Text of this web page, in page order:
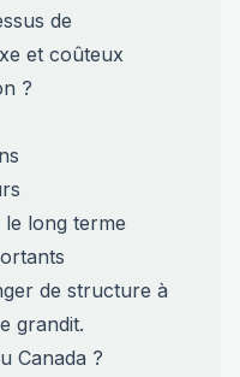
de
et coûteux
?
long terme
de structure à
grandit.
Canada ?